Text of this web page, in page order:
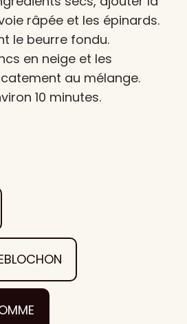
râpée et les épinards.
le beurre fondu.
en neige et les
au mélange.
10 minutes.